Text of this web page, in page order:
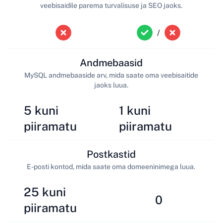
veebisaidile parema turvalisuse ja SEO jaoks.
/
5 kuni
piiramatu
Andmebaasid
MySQL andmebaaside arv, mida saate oma veebisaitide
jaoks luua.
1 kuni
piiramatu
25 kuni
piiramatu
Postkastid
E-posti kontod, mida saate oma domeeninimega luua.
0